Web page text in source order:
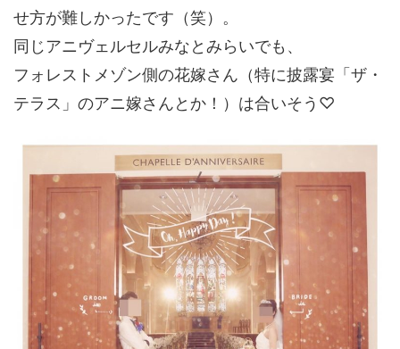
せ方が難しかったです（笑）。
同じアニヴェルセルみなとみらいでも、
フォレストメゾン側の花嫁さん（特に披露宴「ザ・
テラス」のアニ嫁さんとか！）は合いそう♡